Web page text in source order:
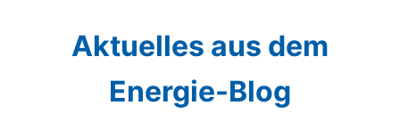
Aktuelles aus dem
Energie-Blog